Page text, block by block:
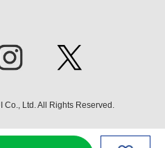
Ltd. All Rights Reserved.